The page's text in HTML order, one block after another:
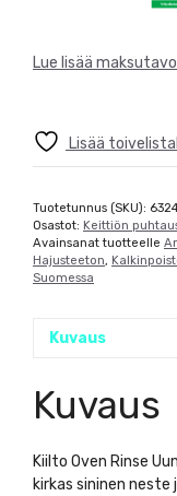
Lue lisää
Lisää
Tuotetunnus (SKU):
Osastot: Keittiön
Avainsanat tuotteelle
Hajusteeton,
Suomessa
Kuvaus
Kuvaus
Kiilto Oven Rinse
kirkas sininen